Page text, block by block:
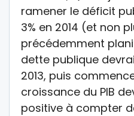
ramener le déficit
3% en 2014 (et non
précédemment
dette publique
2013, puis
croissance du PIB
positive à compter